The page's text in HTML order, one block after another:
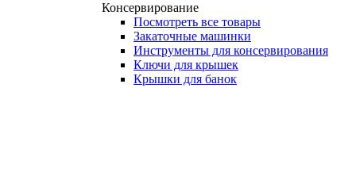
Консервирование
Посмотреть все товары
Закаточные машинки
Инструменты для консервирования
Ключи для крышек
Крышки для банок